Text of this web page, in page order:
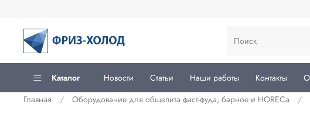
Каталог Новости Статьи Наши работы Контакты
Главная
Оборудование для общепита фаст-фуда, барное и HORECa